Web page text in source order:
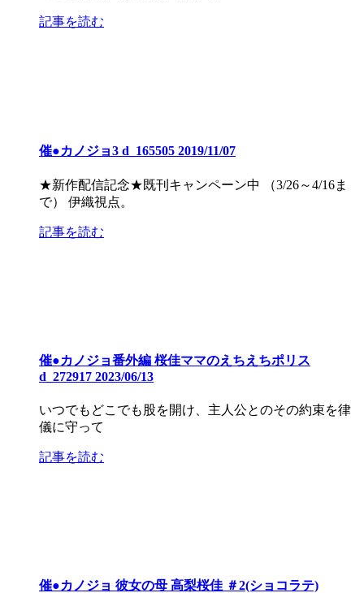
記事を読む
催●カノジョ3 d_165505 2019/11/07
★新作配信記念★既刊キャンペーン中 （3/26～4/16ま
で） 伊織視点。
記事を読む
催●カノジョ番外編 桜佳ママのえちえちポリス
d_272917 2023/06/13
いつでもどこでも股を開け、主人公とのその約束を律
儀に守って
記事を読む
催●カノジョ 彼女の母 高梨桜佳 ＃2(ショコラテ)